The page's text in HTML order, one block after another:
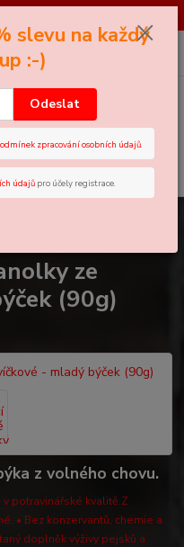
Hledat
0
ze
(90g)
z volného chovu.
potravinářské kvalitě.Z
• Bez konzervantů, chemie a
doplněk výživy pejsků a
slevu na každý
:-)
Odeslat
zpracování osobních údajů.
údajů pro účely registrace.